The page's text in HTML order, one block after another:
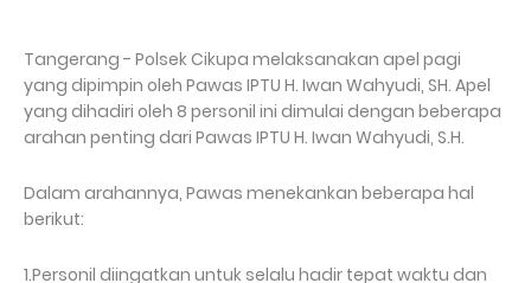
Tangerang - Polsek Cikupa melaksanakan apel pagi
yang dipimpin oleh Pawas IPTU H. Iwan Wahyudi, SH. Apel
yang dihadiri oleh 8 personil ini dimulai dengan beberapa
arahan penting dari Pawas IPTU H. Iwan Wahyudi, S.H.
Dalam arahannya, Pawas menekankan beberapa hal
berikut:
1.Personil diingatkan untuk selalu hadir tepat waktu dan